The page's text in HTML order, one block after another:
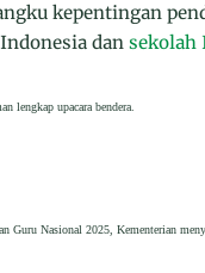
kepentingan
dan sekolah
lengkap upacara bendera.
Guru Nasional 2025, Kementerian